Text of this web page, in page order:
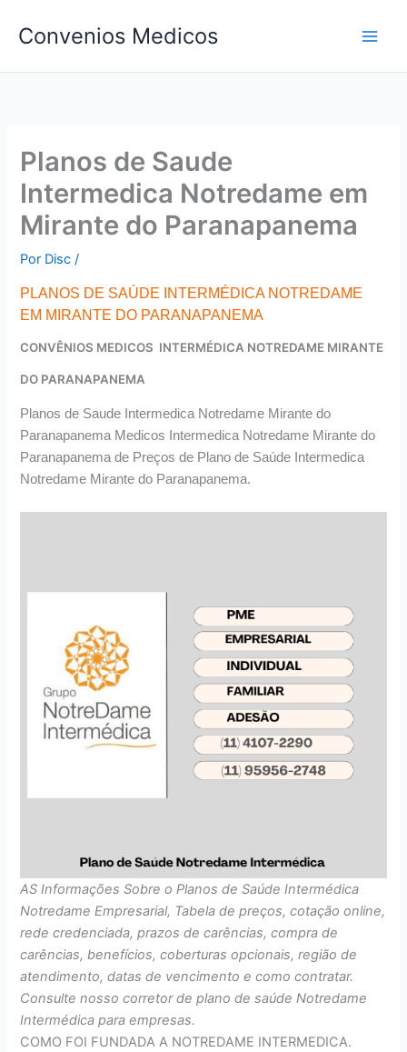
para
conteúdo
Convenios Medicos
Planos de Saude
Intermedica Notredame em
Mirante do Paranapanema
Por Disc/
PLANOS DE SAÚDE INTERMÉDICA NOTREDAME
EM MIRANTE DO PARANAPANEMA
CONVÊNIOS MEDICOS INTERMÉDICA NOTREDAME MIRANTE
DO PARANAPANEMA
Planos de Saude Intermedica Notredame Mirante do
Paranapanema Medicos Intermedica Notredame Mirante do
Paranapanema de Preços de Plano de Saúde Intermedica
Notredame Mirante do Paranapanema.
AS Informações Sobre o Planos de Saúde Intermédica
Notredame Empresarial, Tabela de preços, cotação online,
rede credenciada, prazos de carências, compra de
carências, benefícios, coberturas opcionais, região de
atendimento, datas de vencimento e como contratar.
Consulte nosso corretor de plano de saúde Notredame
Intermédica para empresas.
COMO FOI FUNDADA A NOTREDAME INTERMEDICA.